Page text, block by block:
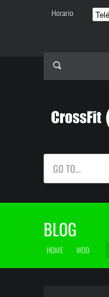
Horario
GO TO...
BLOG
HOME WOD